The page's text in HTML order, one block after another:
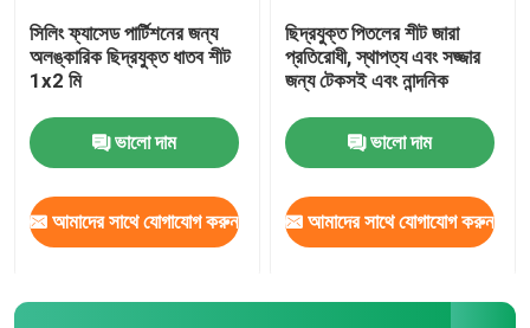
ম্যাট টেনে আনুন
পাইপলাইন মজবুত জাল
সিলিং ফ্যাসেড পার্টিশনের জন্য
অলঙ্কারিক ছিদ্রযুক্ত ধাতব শীট
1x2 মি
ভালো দাম
আমাদের সাথে যোগাযোগ করুন
ছিদ্রযুক্ত পিতলের শীট জারা
প্রতিরোধী, স্থাপত্য এবং সজ্জার
জন্য টেকসই এবং নান্দনিক
ভালো দাম
আমাদের সাথে যোগাযোগ করুন